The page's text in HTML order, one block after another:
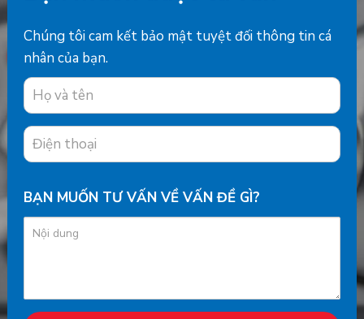
Chúng tôi cam kết bảo mật tuyệt đối thông tin cá
nhân của bạn.
BẠN MUỐN TƯ VẤN VỀ VẤN ĐỀ GÌ?